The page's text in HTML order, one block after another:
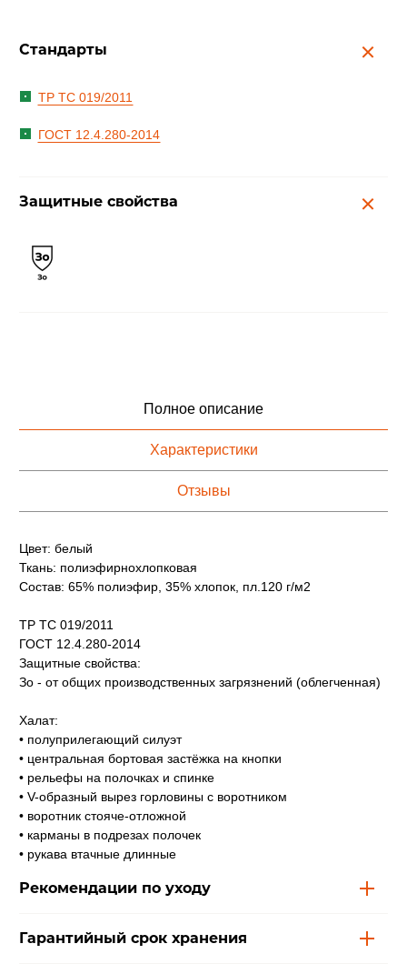
Стандарты
ТР ТС 019/2011
ГОСТ 12.4.280-2014
Защитные свойства
Полное описание
Характеристики
Отзывы
Цвет: белый
Ткань: полиэфирнохлопковая
Состав: 65% полиэфир, 35% хлопок, пл.120 г/м2
ТР ТС 019/2011
ГОСТ 12.4.280-2014
Защитные свойства:
Зо - от общих производственных загрязнений (облегченная)
Халат:
• полуприлегающий силуэт
• центральная бортовая застёжка на кнопки
• рельефы на полочках и спинке
• V-образный вырез горловины с воротником
• воротник стояче-отложной
• карманы в подрезах полочек
• рукава втачные длинные
Рекомендации по уходу
Гарантийный срок хранения